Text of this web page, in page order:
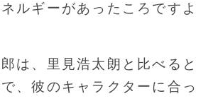
ルギーがあったころですよ
は、里見浩太朗と比べると
、彼のキャラクターに合っ